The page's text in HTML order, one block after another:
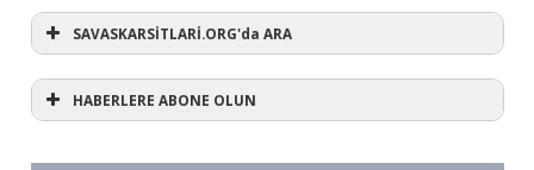
SAVASKARSİTLARİ.ORG'da ARA
HABERLERE ABONE OLUN